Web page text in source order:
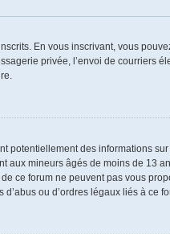
En vous inscrivant, vous
privée, l’envoi de courriers
potentiellement des informations
aux mineurs âgés de moins de 13
ce forum ne peuvent pas vous
ou d’ordres légaux liés à ce